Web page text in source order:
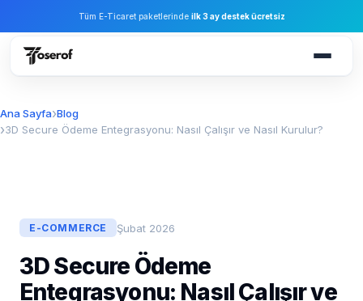
Tüm E-Ticaret paketlerinde ilk 3 ay destek ücretsiz
Ana Sayfa Blog
3D Secure Ödeme Entegrasyonu: Nasıl Çalışır ve Nasıl Kurulur?
E-COMMERCE Şubat 2026
3D Secure Ödeme
Entegrasyonu: Nasıl Çalışır ve